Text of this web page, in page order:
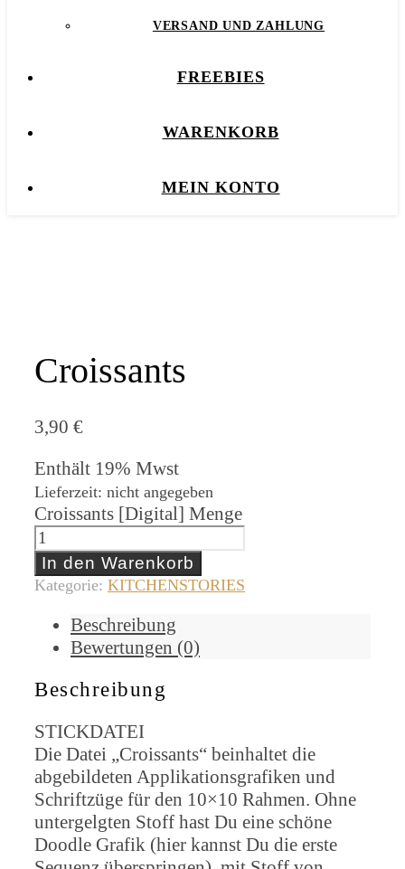
VERSAND UND ZAHLUNG
FREEBIES
WARENKORB
MEIN KONTO
Croissants
3,90 €
Enthält 19% Mwst
Lieferzeit: nicht angegeben
Croissants [Digital] Menge
In den Warenkorb
Kategorie: KITCHENSTORIES
Beschreibung
Bewertungen (0)
Beschreibung
STICKDATEI
Die Datei „Croissants“ beinhaltet die
abgebildeten Applikationsgrafiken und
Schriftzüge für den 10×10 Rahmen. Ohne
untergelgten Stoff hast Du eine schöne
Doodle Grafik (hier kannst Du die erste